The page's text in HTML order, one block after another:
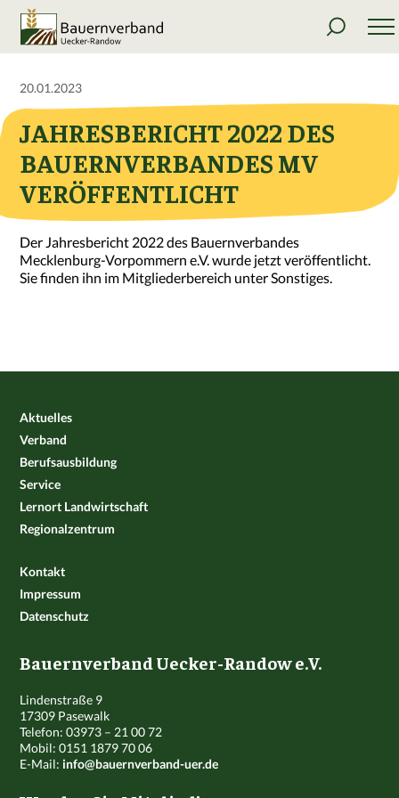
20.01.2023
JAHRESBERICHT 2022 DES
BAUERNVERBANDES MV
VERÖFFENTLICHT
Der Jahresbericht 2022 des Bauernverbandes
Mecklenburg-Vorpommern e.V. wurde jetzt veröffentlicht.
Sie finden ihn im Mitgliederbereich unter Sonstiges.
Aktuelles
Verband
Berufsausbildung
Service
Lernort Landwirtschaft
Regionalzentrum
Kontakt
Impressum
Datenschutz
Bauernverband Uecker-Randow e.V.
Lindenstraße 9
17309 Pasewalk
Telefon: 03973 – 21 00 72
Mobil: 0151 1879 70 06
E-Mail:info@bauernverband-uer.de